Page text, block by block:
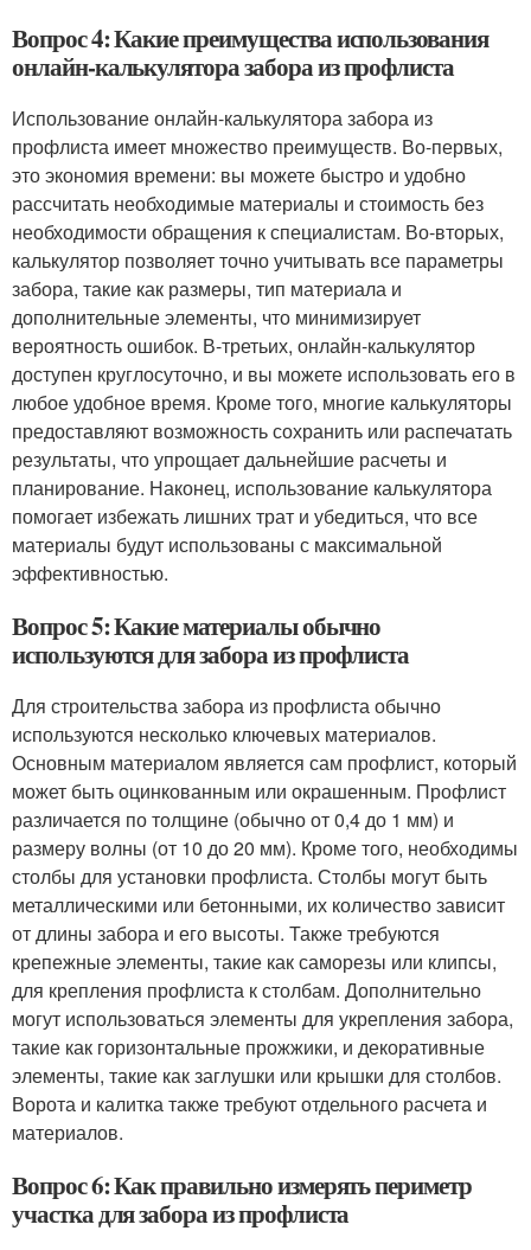
Вопрос 4: Какие преимущества использования
онлайн-калькулятора забора из профлиста
Использование онлайн-калькулятора забора из
профлиста имеет множество преимуществ. Во-первых,
это экономия времени: вы можете быстро и удобно
рассчитать необходимые материалы и стоимость без
необходимости обращения к специалистам. Во-вторых,
калькулятор позволяет точно учитывать все параметры
забора, такие как размеры, тип материала и
дополнительные элементы, что минимизирует
вероятность ошибок. В-третьих, онлайн-калькулятор
доступен круглосуточно, и вы можете использовать его в
любое удобное время. Кроме того, многие калькуляторы
предоставляют возможность сохранить или распечатать
результаты, что упрощает дальнейшие расчеты и
планирование. Наконец, использование калькулятора
помогает избежать лишних трат и убедиться, что все
материалы будут использованы с максимальной
эффективностью.
Вопрос 5: Какие материалы обычно
используются для забора из профлиста
Для строительства забора из профлиста обычно
используются несколько ключевых материалов.
Основным материалом является сам профлист, который
может быть оцинкованным или окрашенным. Профлист
различается по толщине (обычно от 0,4 до 1 мм) и
размеру волны (от 10 до 20 мм). Кроме того, необходимы
столбы для установки профлиста. Столбы могут быть
металлическими или бетонными, их количество зависит
от длины забора и его высоты. Также требуются
крепежные элементы, такие как саморезы или клипсы,
для крепления профлиста к столбам. Дополнительно
могут использоваться элементы для укрепления забора,
такие как горизонтальные прожжики, и декоративные
элементы, такие как заглушки или крышки для столбов.
Ворота и калитка также требуют отдельного расчета и
материалов.
Вопрос 6: Как правильно измерять периметр
участка для забора из профлиста